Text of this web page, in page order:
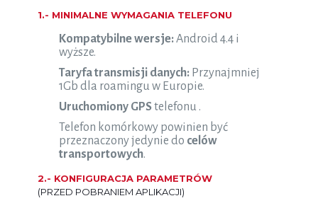
1.- MINIMALNE WYMAGANIA TELEFONU
Kompatybilne wersje:Android 4.4 i
wyższe.
Taryfa transmisji danych: Przynajmniej
1Gb dla roamingu w Europie.
Uruchomiony GPStelefonu .
Telefon komórkowy powinien być
przeznaczony jedynie do celów
transportowych.
2.- KONFIGURACJA PARAMETRÓW
(PRZED POBRANIEM APLIKACJI)